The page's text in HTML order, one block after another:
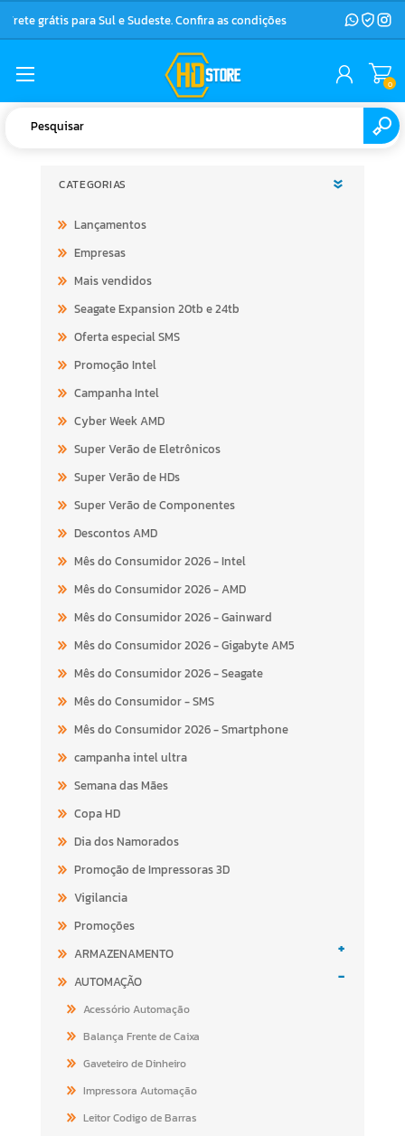
Frete grátis para Sul e Sudeste. Confira as condições
0
CATEGORIAS
Lançamentos
Empresas
Mais vendidos
Seagate Expansion 20tb e 24tb
Oferta especial SMS
Promoção Intel
Campanha Intel
Cyber Week AMD
Super Verão de Eletrônicos
Super Verão de HDs
Super Verão de Componentes
Descontos AMD
Mês do Consumidor 2026 - Intel
Mês do Consumidor 2026 - AMD
Mês do Consumidor 2026 - Gainward
Mês do Consumidor 2026 - Gigabyte AM5
Mês do Consumidor 2026 - Seagate
Mês do Consumidor - SMS
Mês do Consumidor 2026 - Smartphone
campanha intel ultra
Semana das Mães
Copa HD
Dia dos Namorados
Promoção de Impressoras 3D
Vigilancia
Promoções
ARMAZENAMENTO
+
AUTOMAÇÃO -
Acessório Automação
Balança Frente de Caixa
Gaveteiro de Dinheiro
Impressora Automação
Leitor Codigo de Barras